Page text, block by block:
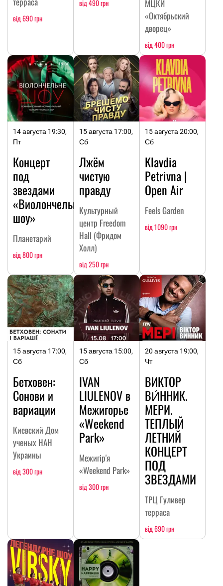
від 690 грн
від 490 грн
МЦКИ
«Октябрьский
дворец»
від 400 грн
14 августа 19:30,
Пт
Концерт
под
звездами
«Виолончельное
шоу»
Планетарий
від 800 грн
15 августа 17:00,
Сб
Лжём
чистую
правду
Культурный
центр Freedom
Hall (Фридом
Холл)
від 250 грн
15 августа 20:00,
Сб
Klavdia
Petrivna |
Open Air
Feels Garden
від 1090 грн
15 августа 17:00,
Сб
Бетховен:
Сонови и
вариации
Киевский Дом
ученых НАН
Украины
від 300 грн
15 августа 15:00,
Сб
IVAN
LIULENOV в
Межигорье
«Weekend
Park»
Межигір'я
«Weekend Park»
від 300 грн
20 августа 19:00,
Чт
ВИКТОР
ВИ́ННИК.
МЕРИ.
ТЕПЛЫЙ
ЛЕТНИЙ
КОНЦЕРТ
ПОД
ЗВЕЗДАМИ
ТРЦ Гуливер
терраса
від 690 грн